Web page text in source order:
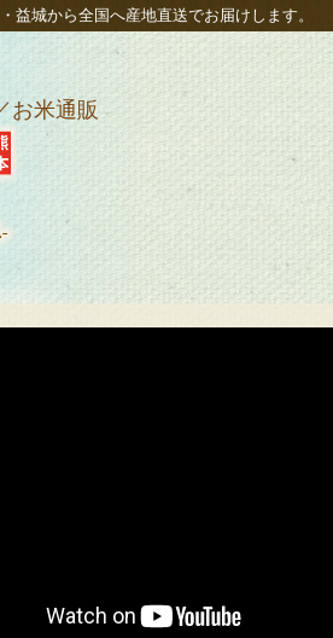
益城から全国へ産地直送でお届けします。
お米通販